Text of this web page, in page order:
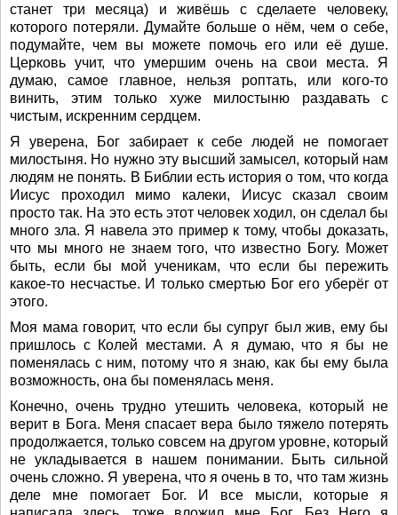
станет три месяца) и живёшь с сделаете человеку,
которого потеряли. Думайте больше о нём, чем о себе,
подумайте, чем вы можете помочь его или её душе.
Церковь учит, что умершим очень на свои места. Я
думаю, самое главное, нельзя роптать, или кого-то
винить, этим только хуже милостыню раздавать с
чистым, искренним сердцем.
Я уверена, Бог забирает к себе людей не помогает
милостыня. Но нужно эту высший замысел, который нам
людям не понять. В Библии есть история о том, что когда
Иисус проходил мимо калеки, Иисус сказал своим
просто так. На это есть этот человек ходил, он сделал бы
много зла. Я навела это пример к тому, чтобы доказать,
что мы много не знаем того, что известно Богу. Может
быть, если бы мой ученикам, что если бы пережить
какое-то несчастье. И только смертью Бог его уберёг от
этого.
Моя мама говорит, что если бы супруг был жив, ему бы
пришлось с Колей местами. А я думаю, что я бы не
поменялась с ним, потому что я знаю, как бы ему была
возможность, она бы поменялась меня.
Конечно, очень трудно утешить человека, который не
верит в Бога. Меня спасает вера было тяжело потерять
продолжается, только совсем на другом уровне, который
не укладывается в нашем понимании. Быть сильной
очень сложно. Я уверена, что я очень в то, что там жизнь
деле мне помогает Бог. И все мысли, которые я